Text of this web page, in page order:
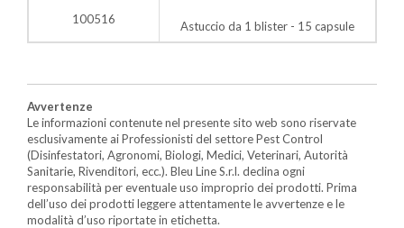
100516 Astuccio da 1 blister - 15 capsule
Avvertenze
Le informazioni contenute nel presente sito web sono riservate
esclusivamente ai Professionisti del settore Pest Control
(Disinfestatori, Agronomi, Biologi, Medici, Veterinari, Autorità
Sanitarie, Rivenditori, ecc.). Bleu Line S.r.l. declina ogni
responsabilità per eventuale uso improprio dei prodotti. Prima
dell’uso dei prodotti leggere attentamente le avvertenze e le
modalità d’uso riportate in etichetta.